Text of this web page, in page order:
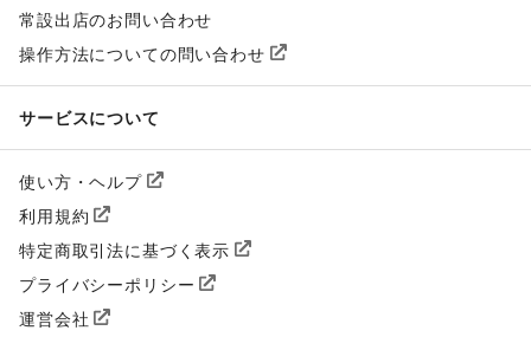
常設出店のお問い合わせ
操作方法についての問い合わせ
サービスについて
使い方・ヘルプ
利用規約
特定商取引法に基づく表示
プライバシーポリシー
運営会社